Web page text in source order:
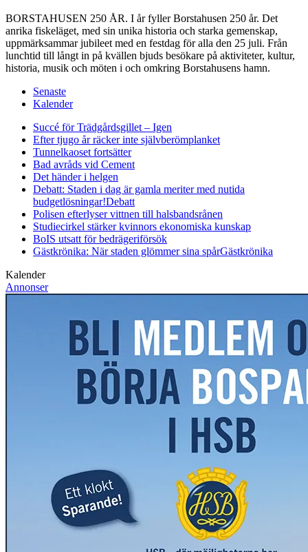
BORSTAHUSEN 250 ÅR. I år fyller Borstahusen 250 år. Det
anrika fiskeläget, med sin unika historia och starka gemenskap,
uppmärksammar jubileet med en festdag för alla den 25 juli. Från
lunchtid till långt in på kvällen bjuds besökare på aktiviteter, kultur,
historia, musik och möten i och omkring Borstahusens hamn.
Senaste
Kalender
Succé för Trädgårdsgillet – Igen
Efter tjugo år räcker inte självberömplanket
Tunnelkaoset fortsätter
Bad avråds vid Cement
Det händer i helgen
Debatt: Staden i dag är gamla meriter med nutida
budgetlösningar!Debatt
Polisen efterlyser vittnen till halsbandsrånen
Studiecirkel stärker kvinnors ekonomiska kunskap
BoIS utsatt för bedrägeriförsök
Gästkrönika: När staden glömmer sina spårGästkrönika
Kalender
Annonser